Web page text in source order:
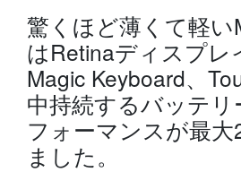
驚くほど薄くて軽い
はRetinaディスプレ
Magic Keyboard、
中持続するバッテ
フォーマンスが最大
ました。